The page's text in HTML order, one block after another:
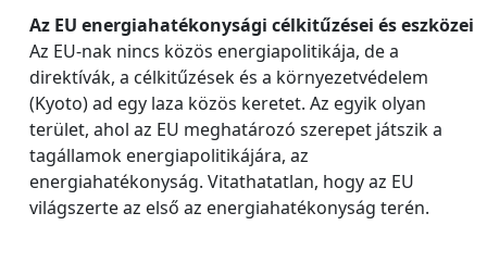
Az EU energiahatékonysági célkitűzései és eszközei
Az EU-nak nincs közös energiapolitikája, de a
direktívák, a célkitűzések és a környezetvédelem
(Kyoto) ad egy laza közös keretet. Az egyik olyan
terület, ahol az EU meghatározó szerepet játszik a
tagállamok energiapolitikájára, az
energiahatékonyság. Vitathatatlan, hogy az EU
világszerte az első az energiahatékonyság terén.